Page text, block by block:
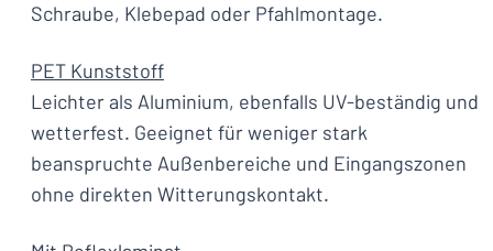
Schraube, Klebepad oder Pfahlmontage.
PET Kunststoff
Leichter als Aluminium, ebenfalls UV-beständig und
wetterfest. Geeignet für weniger stark
beanspruchte Außenbereiche und Eingangszonen
ohne direkten Witterungskontakt.